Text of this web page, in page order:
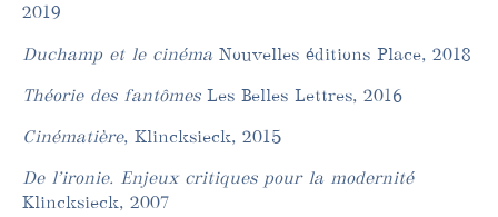
2019
Duchamp et le cinéma Nouvelles éditions Place, 2018
Théorie des fantômes Les Belles Lettres, 2016
Cinématière, Klincksieck, 2015
De l’ironie. Enjeux critiques pour la modernité
Klincksieck, 2007